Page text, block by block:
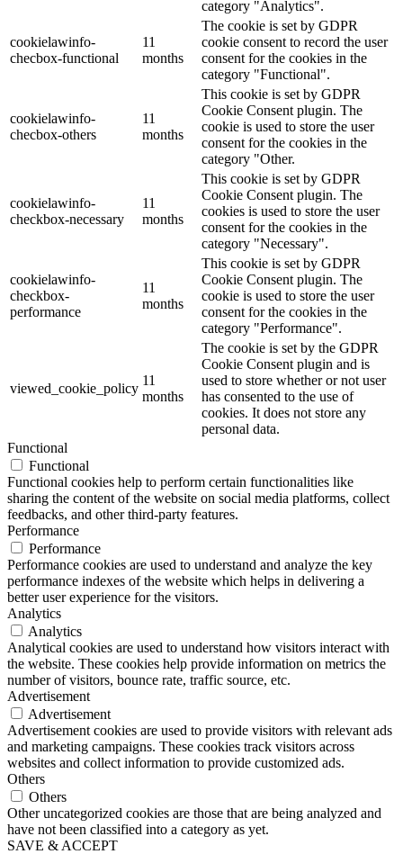
category "Analytics".
cookielawinfo-
checbox-functional
11
months
The cookie is set by GDPR
cookie consent to record the user
consent for the cookies in the
category "Functional".
cookielawinfo-
checbox-others
11
months
This cookie is set by GDPR
Cookie Consent plugin. The
cookie is used to store the user
consent for the cookies in the
category "Other.
cookielawinfo-
checkbox-necessary
11
months
This cookie is set by GDPR
Cookie Consent plugin. The
cookies is used to store the user
consent for the cookies in the
category "Necessary".
cookielawinfo-
checkbox-
performance
11
months
This cookie is set by GDPR
Cookie Consent plugin. The
cookie is used to store the user
consent for the cookies in the
category "Performance".
viewed_cookie_policy
11
months
The cookie is set by the GDPR
Cookie Consent plugin and is
used to store whether or not user
has consented to the use of
cookies. It does not store any
personal data.
Functional
Functional
Functional cookies help to perform certain functionalities like
sharing the content of the website on social media platforms, collect
feedbacks, and other third-party features.
Performance
Performance
Performance cookies are used to understand and analyze the key
performance indexes of the website which helps in delivering a
better user experience for the visitors.
Analytics
Analytics
Analytical cookies are used to understand how visitors interact with
the website. These cookies help provide information on metrics the
number of visitors, bounce rate, traffic source, etc.
Advertisement
Advertisement
Advertisement cookies are used to provide visitors with relevant ads
and marketing campaigns. These cookies track visitors across
websites and collect information to provide customized ads.
Others
Others
Other uncategorized cookies are those that are being analyzed and
have not been classified into a category as yet.
SAVE & ACCEPT